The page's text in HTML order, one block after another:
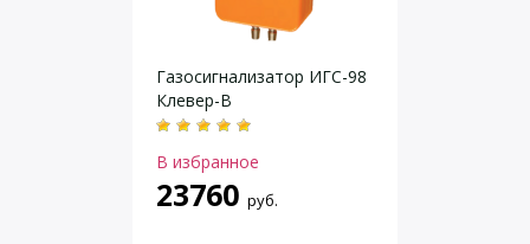
Газосигнализатор ИГС-98
Клевер-В
В избранное
23760 руб.